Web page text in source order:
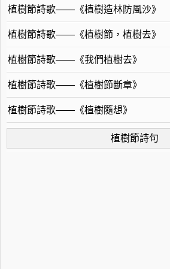
植樹節詩歌——《植樹造林防風沙》
植樹節詩歌——《植樹節，植樹去》
植樹節詩歌——《我們植樹去》
植樹節詩歌——《植樹節斷章》
植樹節詩歌——《植樹隨想》
植樹節詩句